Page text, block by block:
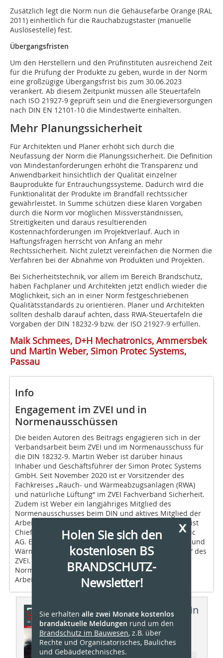
Zusätzlich legt die Norm nun die Gehäusefarbe Orange (RAL
2011) einheitlich für die Rauchabzugstaster (manuelle
Auslösestelle) fest.
Übergangsfristen
Um den Herstellern und den Prüfinstituten ausreichend Zeit
für die Prüfung der Produkte zu geben, wurde in der Norm
eine großzügige Übergangsfrist bis zum 30.06.2023
verankert. Ab diesem Zeitpunkt müssen alle Steuertafeln
nach ISO 21927-9 geprüft sein und die Energieversorgungen
nach DIN EN 12101-10 die Mindestwerte einhalten.
Mehr Planungssicherheit
Für Architekten und Planer erhöht sich durch die
Neufassung der Norm die Planungssicherheit. Die Definition
von Mindestanforderungen erhöht die Transparenz und
Anwendbarkeit hinsichtlich der Qualität einzelner
Bauprodukte für Entrauchungssysteme. Dadurch wird die
Funktionalität der Produkte im Brandfall rechtssicher
gewährleistet. In Summe schützen diese klaren Vorgaben
durch die Norm vor möglichen Missverständnissen,
Streitigkeiten und daraus resultierenden
Kostennachforderungen im Projektverlauf. Auch in
Haftungsfragen herrscht von Anfang an mehr
Rechtssicherheit. Nicht zuletzt vereinfachen die Normen die
Verfahren bei der Abnahme von Produkten und Projekten.
Bei Sicherheitstechnik, vor allem im Bereich Brandschutz,
haben Fachplaner und Architekten jetzt endlich wieder die
Möglichkeit, sich an in einer Norm festgeschriebenen
Qualitätsstandards zu orientieren. Planer und Architekten
sollten deshalb darauf achten, dass RWA-Steuertafeln die
Vorgaben der DIN 18232-9 bzw. der ISO 21927-9 erfüllen.
Maik Schmees, D+H Mechatronics, Ammersbek
und Martin Weber, Simon Protec Systems,
Passau
Info
Engagement im ZVEI und in
Normenausschüssen
Die beiden Autoren des Beitrags engagieren sich in der
Verbandsarbeit beim ZVEI und im Normenausschuss für
die DIN 18232-9. Martin Weber ist darüber hinaus
Inhaber und Geschäftsführer der Simon Protec Systems
GmbH. Seit November 2020 ist er Vorsitzender des
Fachkreises „Rauch- und Wärmeabzugsanlagen (RWA)
und natürliche Lüftung“ im ZVEI Fachverband Sicherheit.
Zudem ist Weber ein langjähriges Mitglied des
Normenausschusses beim DIN und aktives Mitglied der
Arbeitsgruppe für die Norm 18232-9. Maik Schmees ist
Chief Technical Officer (CTO) bei der D+H Mechatronic
AG. Er engagiert sich ebenfalls im Fachkreis „Rauch- und
Wärmeabzugsanlagen (RWA) und natürliche Lüftung“ des
ZVEI. Zudem ist Schmees Obmann des
Normenausschusses beim DIN und Leiter der
Arbeitsgruppe für die Norm DIN 18232-9.
Dieser Artikel erschien in
BS BRANDSCHUTZ
01/2022
x
Holen Sie sich den
kostenlosen BS
BRANDSCHUTZ-
Newsletter!
Sie erhalten alle zwei Monate kostenlos
brandaktuelle Meldungen rund um den
Brandschutz im Bauwesen, z.B. über
Rechte und Organisatorisches, Bauliches
und Gebäudetechnisches.